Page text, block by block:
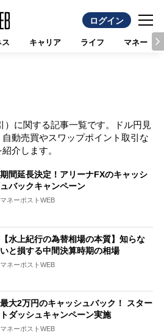
ログイン
ス キャリア ライフ マネー
）に関する記事一覧です。ドル円見
動売買やスワップポイント取引な
介します。
期間延長決定！アリーナFXのキャッシ
ュバックキャンペーン
マネーポストWEB
【水上紀行の為替相場の本質】知らな
いと損する中間決算時期の相場
マネーポストWEB
最大2万円のキャッシュバック！ スター
トダッシュキャンペーン実施
マネーポストWEB